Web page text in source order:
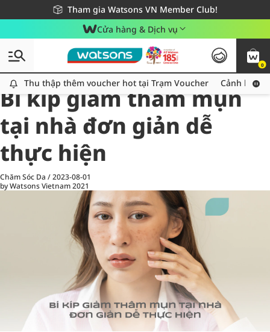
Tham gia Watsons VN Member Club!
Miễn phí giao hàng cho đơn hàng từ 249,000Đ
Giao hàng nhanh 24h - Áp dụng khu vực TP. Hồ Chí Minh
Cửa hàng & Dịch vụ
0
Thu thập thêm voucher hot tại Trạm Voucher
Thu thập thêm voucher hot tại Trạm Voucher Cảnh báo
All
Chăm Sóc Cá Nhân
Bí kíp giảm thâm mụn
tại nhà đơn giản dễ
thực hiện
Chăm Sóc Da /2023-08-01
by Watsons Vietnam2021